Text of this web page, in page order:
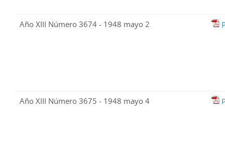
Año XIII Número 3674 - 1948 mayo 2
Año XIII Número 3675 - 1948 mayo 4